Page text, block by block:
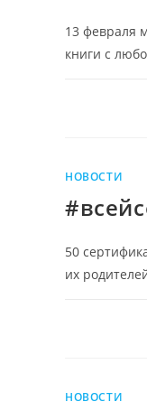
13 февраля
книги с
НОВОСТИ
50
их
НОВОСТИ